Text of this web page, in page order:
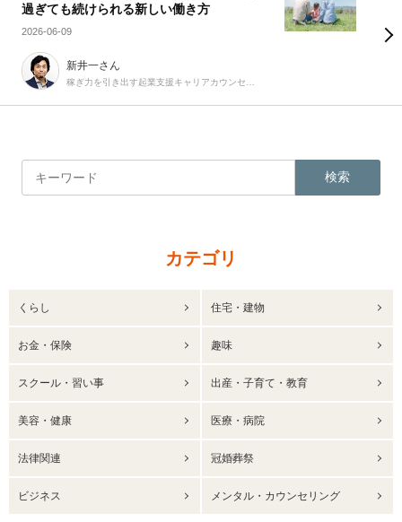
過ぎても続けられる新しい働き方
2026-06-09
新井一さん
検索
カテゴリ
くらし 住宅・建物
お金・保険 趣味
スクール・習い事 出産・子育て・教育
美容・健康 医療・病院
法律関連 冠婚葬祭
ビジネス メンタル・カウンセリング